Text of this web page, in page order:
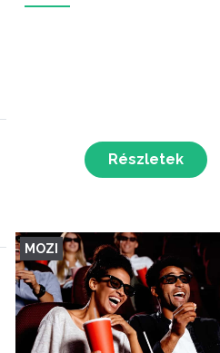
Részletek
MOZI